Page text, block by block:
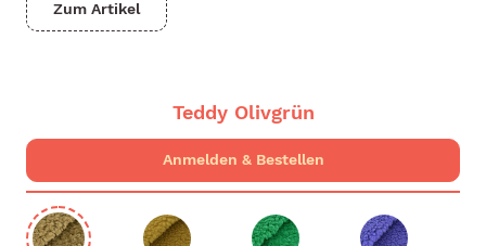
Zum Artikel
Teddy Olivgrün